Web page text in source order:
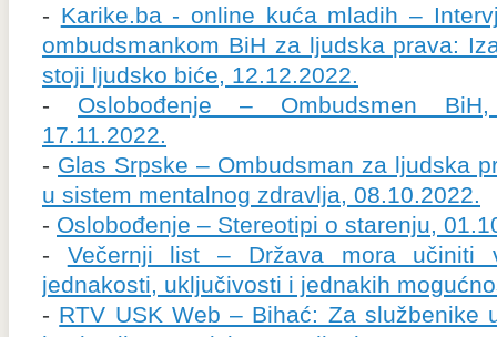
- Karike.ba - online kuća mladih –
ombudsmankom BiH za ljudska prava:
stoji ljudsko biće, 12.12.2022.
- Oslobođenje – Ombudsmen
17.11.2022.
- Glas Srpske – Ombudsman za ljudska
u sistem mentalnog zdravlja, 08.10.2022.
- Oslobođenje – Stereotipi o starenju,
- Večernji list – Država mora
jednakosti, uključivosti i jednakih
- RTV USK Web – Bihać: Za službenike